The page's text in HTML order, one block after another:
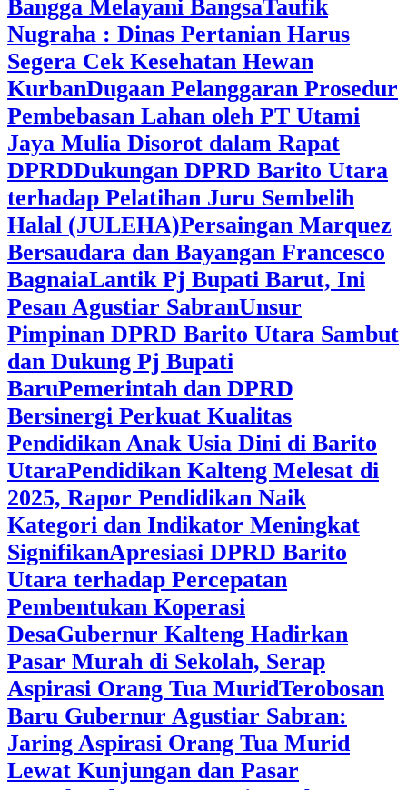
Bangga Melayani BangsaTaufik
Nugraha : Dinas Pertanian Harus
Segera Cek Kesehatan Hewan
KurbanDugaan Pelanggaran Prosedur
Pembebasan Lahan oleh PT Utami
Jaya Mulia Disorot dalam Rapat
DPRDDukungan DPRD Barito Utara
terhadap Pelatihan Juru Sembelih
Halal (JULEHA)Persaingan Marquez
Bersaudara dan Bayangan Francesco
BagnaiaLantik Pj Bupati Barut, Ini
Pesan Agustiar SabranUnsur
Pimpinan DPRD Barito Utara Sambut
dan Dukung Pj Bupati
BaruPemerintah dan DPRD
Bersinergi Perkuat Kualitas
Pendidikan Anak Usia Dini di Barito
Utara‎Pendidikan Kalteng Melesat di
2025, Rapor Pendidikan Naik
Kategori dan Indikator Meningkat
SignifikanApresiasi DPRD Barito
Utara terhadap Percepatan
Pembentukan Koperasi
Desa‎Gubernur Kalteng Hadirkan
Pasar Murah di Sekolah, Serap
Aspirasi Orang Tua Murid‎Terobosan
Baru Gubernur Agustiar Sabran:
Jaring Aspirasi Orang Tua Murid
Lewat Kunjungan dan Pasar